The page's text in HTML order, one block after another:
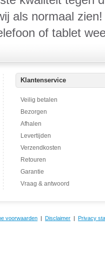
als normaal
of tablet
Klantenservice
Veilig betalen
Bezorgen
Afhalen
Levertijden
Verzendkosten
Retouren
Garantie
Vraag & antwoord
voorwaarden | Disclaimer | Privacy